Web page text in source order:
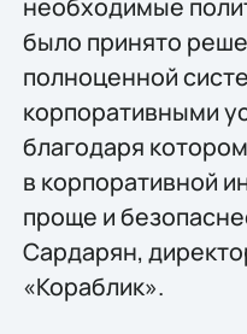
необходимые
было принято
полноценной
корпоративными
благодаря
в корпоративной
проще и
Сардарян,
«Кораблик».